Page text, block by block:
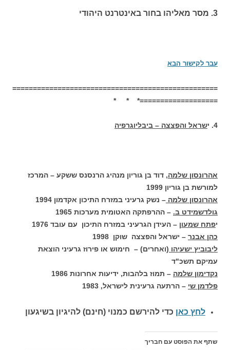
3. מסר מאליהו בחור באינטרנט היהודי
עבר לקישור הבא
==================================================
===================* * *
4. י שראל והפצצה – ביבליוגרפיה
אהרונסון שלמה, דוד בן גוריון מנהיג הרנסנס ששקע – המרכז
למורשת בן גוריון 1999
אהרונסון שלמה – נשק גרעיני במזרח התיכון אקדמון 1994
גולדשמידט ב. – ההרפתקה האטומית מערכות 1965
יפתח שמעון – העידן הגרעיני במזרח התיכון עם עובד 1976
כהן אבנר – ישראל והפצצה שוקן 1998
ליבוביץ ישעיהו (ואחרים) – חימוש או פירוז גרעיני הוצאת
עמיקם תשכ"ד
נקדימון שלמה – תמוז בלהבות, ידיעות אחרונות 1986
פלדמן שי – הרתעה גרעינית לישראל, 1983
לחץ כאן כדי להירשם כמנוי (חינם) להיגיון בשיגעון
שתף את הפוסט עם חבריך